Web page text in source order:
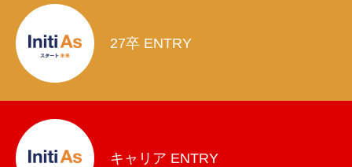
27卒 ENTRY
キャリア ENTRY